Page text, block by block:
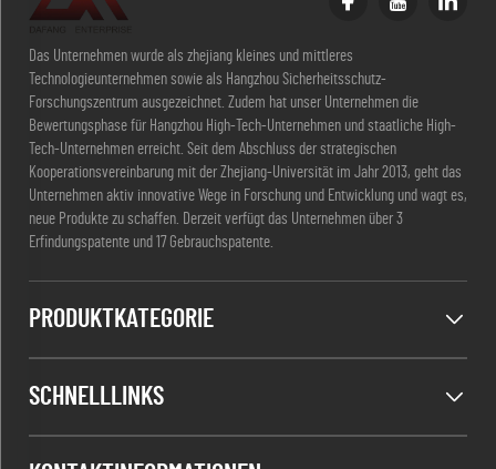
Das Unternehmen wurde als zhejiang kleines und mittleres
Technologieunternehmen sowie als Hangzhou Sicherheitsschutz-
Forschungszentrum ausgezeichnet. Zudem hat unser Unternehmen die
Bewertungsphase für Hangzhou High-Tech-Unternehmen und staatliche High-
Tech-Unternehmen erreicht. Seit dem Abschluss der strategischen
Kooperationsvereinbarung mit der Zhejiang-Universität im Jahr 2013, geht das
Unternehmen aktiv innovative Wege in Forschung und Entwicklung und wagt es,
neue Produkte zu schaffen. Derzeit verfügt das Unternehmen über 3
Erfindungspatente und 17 Gebrauchspatente.
PRODUKTKATEGORIE
SCHNELLLINKS